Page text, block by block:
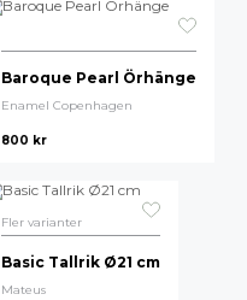
Baroque Pearl Örhänge
Enamel Copenhagen
800 kr
Fler varianter
Basic Tallrik Ø21 cm
Mateus